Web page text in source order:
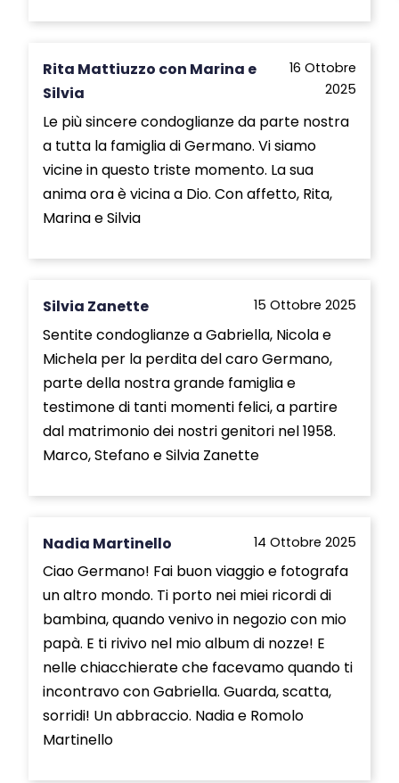
Rita Mattiuzzo con Marina e
Silvia
16 Ottobre
2025
Le più sincere condoglianze da parte nostra
a tutta la famiglia di Germano. Vi siamo
vicine in questo triste momento. La sua
anima ora è vicina a Dio. Con affetto, Rita,
Marina e Silvia
Silvia Zanette 15 Ottobre 2025
Sentite condoglianze a Gabriella, Nicola e
Michela per la perdita del caro Germano,
parte della nostra grande famiglia e
testimone di tanti momenti felici, a partire
dal matrimonio dei nostri genitori nel 1958.
Marco, Stefano e Silvia Zanette
Nadia Martinello 14 Ottobre 2025
Ciao Germano! Fai buon viaggio e fotografa
un altro mondo. Ti porto nei miei ricordi di
bambina, quando venivo in negozio con mio
papà. E ti rivivo nel mio album di nozze! E
nelle chiacchierate che facevamo quando ti
incontravo con Gabriella. Guarda, scatta,
sorridi! Un abbraccio. Nadia e Romolo
Martinello